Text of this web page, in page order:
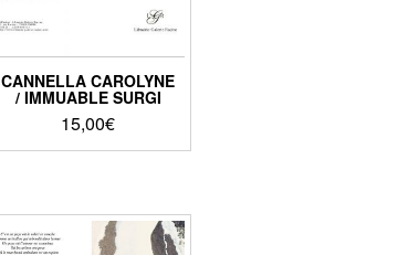
CANNELLA CAROLYNE
/ IMMUABLE SURGI
15,00€